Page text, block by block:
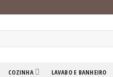
COZINHA LAVABO E BANHEIRO